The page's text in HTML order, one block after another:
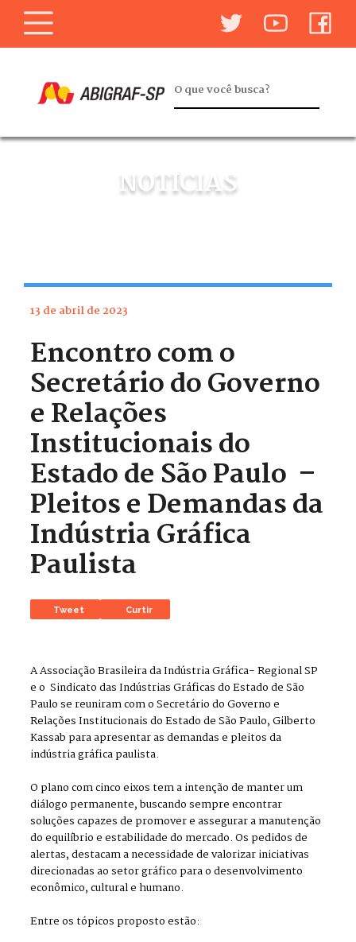
NOTÍCIAS
13 de abril de 2023
Encontro com o
Secretário do Governo
e Relações
Institucionais do
Estado de São Paulo –
Pleitos e Demandas da
Indústria Gráfica
Paulista
Tweet Curtir
A Associação Brasileira da Indústria Gráfica- Regional SP
e o Sindicato das Indústrias Gráficas do Estado de São
Paulo se reuniram com o Secretário do Governo e
Relações Institucionais do Estado de São Paulo, Gilberto
Kassab para apresentar as demandas e pleitos da
indústria gráfica paulista.
O plano com cinco eixos tem a intenção de manter um
diálogo permanente, buscando sempre encontrar
soluções capazes de promover e assegurar a manutenção
do equilíbrio e estabilidade do mercado. Os pedidos de
alertas, destacam a necessidade de valorizar iniciativas
direcionadas ao setor gráfico para o desenvolvimento
econômico, cultural e humano.
Entre os tópicos proposto estão: